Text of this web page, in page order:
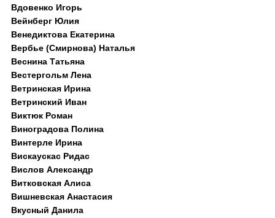
Вдовенко Игорь
Вейнберг Юлия
Венедиктова Екатерина
Вербье (Смирнова) Наталья
Веснина Татьяна
Вестергольм Лена
Ветринская Ирина
Ветринский Иван
Виктюк Роман
Виноградова Полина
Винтерле Ирина
Вискаускас Ридас
Вислов Александр
Витковская Алиса
Вишневская Анастасия
Вкусный Данила